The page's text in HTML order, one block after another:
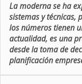
La moderna se ha
sistemas y técnicas,
los números tienen
actualidad, es una
desde la toma de
planificación